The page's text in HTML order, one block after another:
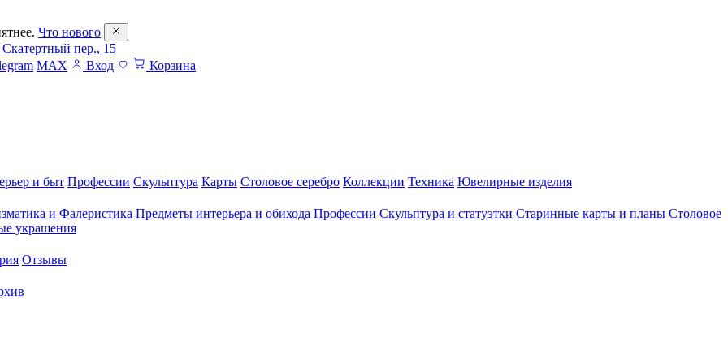
Что нового
пер., 15
MAX Вход Корзина
и быт Профессии Скульптура Карты Столовое серебро Коллекции Техника Ювелирные изделия
и Фалеристика Предметы интерьера и обихода Профессии Скульптура и статуэтки Старинные карты и планы Столовое
украшения
Отзывы